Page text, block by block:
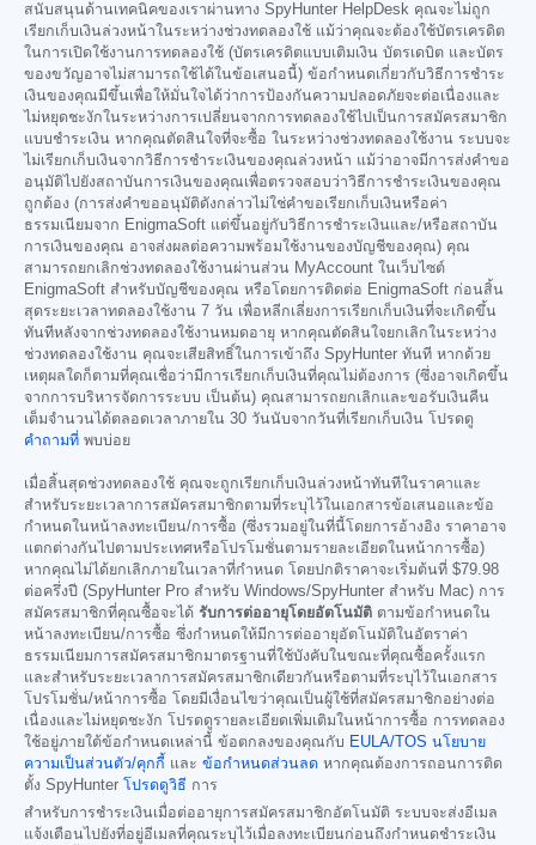
สนับสนุนด้านเทคนิคของเราผ่านทาง SpyHunter HelpDesk คุณจะไม่ถูก
เรียกเก็บเงินล่วงหน้าในระหว่างช่วงทดลองใช้ แม้ว่าคุณจะต้องใช้บัตรเครดิต
ในการเปิดใช้งานการทดลองใช้ (บัตรเครดิตแบบเติมเงิน บัตรเดบิต และบัตร
ของขวัญอาจไม่สามารถใช้ได้ในข้อเสนอนี้) ข้อกำหนดเกี่ยวกับวิธีการชำระ
เงินของคุณมีขึ้นเพื่อให้มั่นใจได้ว่าการป้องกันความปลอดภัยจะต่อเนื่องและ
ไม่หยุดชะงักในระหว่างการเปลี่ยนจากการทดลองใช้ไปเป็นการสมัครสมาชิก
แบบชำระเงิน หากคุณตัดสินใจที่จะซื้อ ในระหว่างช่วงทดลองใช้งาน ระบบจะ
ไม่เรียกเก็บเงินจากวิธีการชำระเงินของคุณล่วงหน้า แม้ว่าอาจมีการส่งคำขอ
อนุมัติไปยังสถาบันการเงินของคุณเพื่อตรวจสอบว่าวิธีการชำระเงินของคุณ
ถูกต้อง (การส่งคำขออนุมัติดังกล่าวไม่ใช่คำขอเรียกเก็บเงินหรือค่า
ธรรมเนียมจาก EnigmaSoft แต่ขึ้นอยู่กับวิธีการชำระเงินและ/หรือสถาบัน
การเงินของคุณ อาจส่งผลต่อความพร้อมใช้งานของบัญชีของคุณ) คุณ
สามารถยกเลิกช่วงทดลองใช้งานผ่านส่วน MyAccount ในเว็บไซต์
EnigmaSoft สำหรับบัญชีของคุณ หรือโดยการติดต่อ EnigmaSoft ก่อนสิ้น
สุดระยะเวลาทดลองใช้งาน 7 วัน เพื่อหลีกเลี่ยงการเรียกเก็บเงินที่จะเกิดขึ้น
ทันทีหลังจากช่วงทดลองใช้งานหมดอายุ หากคุณตัดสินใจยกเลิกในระหว่าง
ช่วงทดลองใช้งาน คุณจะเสียสิทธิ์ในการเข้าถึง SpyHunter ทันที หากด้วย
เหตุผลใดก็ตามที่คุณเชื่อว่ามีการเรียกเก็บเงินที่คุณไม่ต้องการ (ซึ่งอาจเกิดขึ้น
จากการบริหารจัดการระบบ เป็นต้น) คุณสามารถยกเลิกและขอรับเงินคืน
เต็มจำนวนได้ตลอดเวลาภายใน 30 วันนับจากวันที่เรียกเก็บเงิน โปรดดู
คำถามที่ พบบ่อย
เมื่อสิ้นสุดช่วงทดลองใช้ คุณจะถูกเรียกเก็บเงินล่วงหน้าทันทีในราคาและ
สำหรับระยะเวลาการสมัครสมาชิกตามที่ระบุไว้ในเอกสารข้อเสนอและข้อ
กำหนดในหน้าลงทะเบียน/การซื้อ (ซึ่งรวมอยู่ในที่นี้โดยการอ้างอิง ราคาอาจ
แตกต่างกันไปตามประเทศหรือโปรโมชั่นตามรายละเอียดในหน้าการซื้อ)
หากคุณไม่ได้ยกเลิกภายในเวลาที่กำหนด โดยปกติราคาจะเริ่มต้นที่ $79.98
ต่อครึ่งปี (SpyHunter Pro สำหรับ Windows/SpyHunter สำหรับ Mac) การ
สมัครสมาชิกที่คุณซื้อจะได้ รับการต่ออายุโดยอัตโนมัติ ตามข้อกำหนดใน
หน้าลงทะเบียน/การซื้อ ซึ่งกำหนดให้มีการต่ออายุอัตโนมัติในอัตราค่า
ธรรมเนียมการสมัครสมาชิกมาตรฐานที่ใช้บังคับในขณะที่คุณซื้อครั้งแรก
และสำหรับระยะเวลาการสมัครสมาชิกเดียวกันหรือตามที่ระบุไว้ในเอกสาร
โปรโมชั่น/หน้าการซื้อ โดยมีเงื่อนไขว่าคุณเป็นผู้ใช้ที่สมัครสมาชิกอย่างต่อ
เนื่องและไม่หยุดชะงัก โปรดดูรายละเอียดเพิ่มเติมในหน้าการซื้อ การทดลอง
ใช้อยู่ภายใต้ข้อกำหนดเหล่านี้ ข้อตกลงของคุณกับ EULA/TOS นโยบาย
ความเป็นส่วนตัว/คุกกี้ และ ข้อกำหนดส่วนลด หากคุณต้องการถอนการติด
ตั้ง SpyHunter โปรดดูวิธี การ
สำหรับการชำระเงินเมื่อต่ออายุการสมัครสมาชิกอัตโนมัติ ระบบจะส่งอีเมล
แจ้งเตือนไปยังที่อยู่อีเมลที่คุณระบุไว้เมื่อลงทะเบียนก่อนถึงกำหนดชำระเงิน